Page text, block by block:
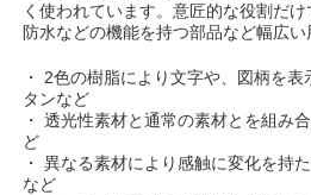
く使われています。意匠的な役割だけ
防水などの機能を持つ部品など幅広い
・ 2色の樹脂により文字や、図柄を
タンなど
・ 透光性素材と通常の素材とを組み
ど
・ 異なる素材により感触に変化を持
など